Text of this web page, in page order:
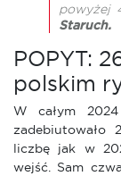
powyżej
Staruch.
POPYT:
polskim
W całym
liczbę jak w
wejść. Sam